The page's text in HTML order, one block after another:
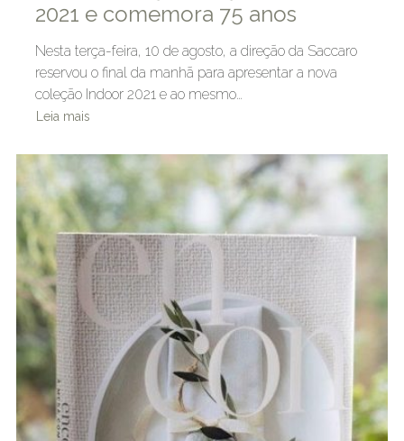
2021 e comemora 75 anos
Nesta terça-feira, 10 de agosto, a direção da Saccaro
reservou o final da manhã para apresentar a nova
coleção Indoor 2021 e ao mesmo…
Leia mais